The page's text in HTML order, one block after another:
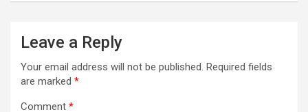
Leave a Reply
Your email address will not be published. Required fields
are marked *
Comment *